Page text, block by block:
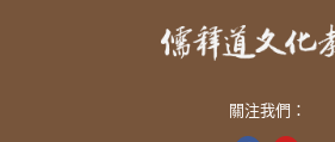
關注我們：